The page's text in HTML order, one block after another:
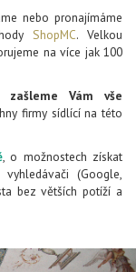
nebo pronajímáme
ShopMC. Velkou
na více jak 100
Vám vše
firmy sídlící na této
, o možnostech získat
(Google,
bez větších potíží a